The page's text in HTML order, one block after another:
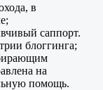
в
саппорт.
блоггинга;
на
помощь.